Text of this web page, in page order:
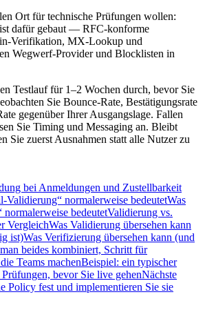
Ort für technische Prüfungen wollen:
dafür gebaut — RFC‑konforme
MX‑Lookup und
Wegwerf‑Provider und Blocklisten in
Testlauf für 1–2 Wochen durch, bevor Sie
Sie Bounce‑Rate, Bestätigungsrate
gegenüber Ihrer Ausgangslage. Fallen
Sie Timing und Messaging an. Bleibt
Sie zuerst Ausnahmen statt alle Nutzer zu
bei Anmeldungen und Zustellbarkeit
normalerweise bedeutetWas
normalerweise bedeutetValidierung vs.
VergleichWas Validierung übersehen kann
ist)Was Verifizierung übersehen kann (und
beides kombiniert, Schritt für
Teams machenBeispiel: ein typischer
Prüfungen, bevor Sie live gehenNächste
Policy fest und implementieren Sie sie